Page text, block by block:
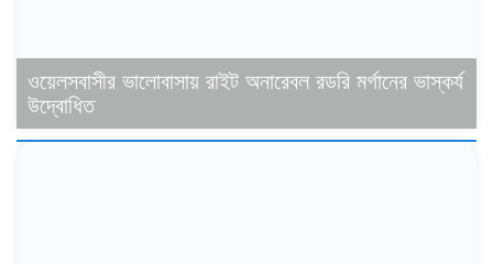
ওয়েলসবাসীর ভালোবাসায় রাইট অনারেবল রডরি মর্গানের ভাস্কর্য
উদ্বোধিত